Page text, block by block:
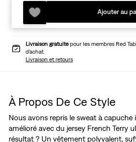
Ajouter au
Livraison gratuitepour les membres Red
d’achat.
Livraison et retours
À Propos De Ce Style
Nous avons repris le sweat à capuche
amélioré avec du jersey French Terry
résultat ? Un vêtement polyvalent,